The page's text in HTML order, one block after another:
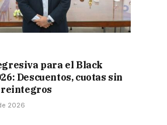
para el Black
Descuentos, cuotas sin
2026